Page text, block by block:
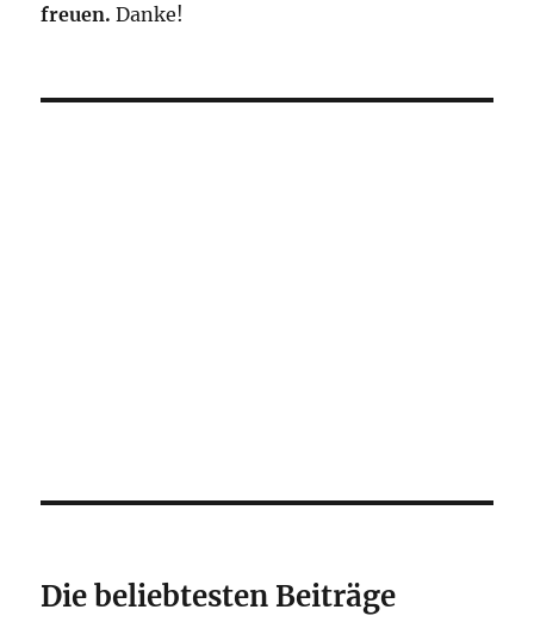
freuen. Danke!
Die beliebtesten Beiträge